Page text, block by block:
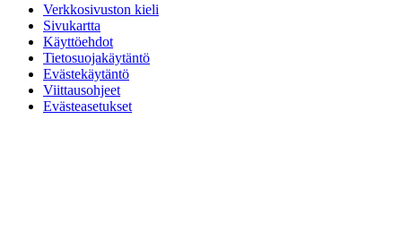
Verkkosivuston kieli
Sivukartta
Käyttöehdot
Tietosuojakäytäntö
Evästekäytäntö
Viittausohjeet
Evästeasetukset